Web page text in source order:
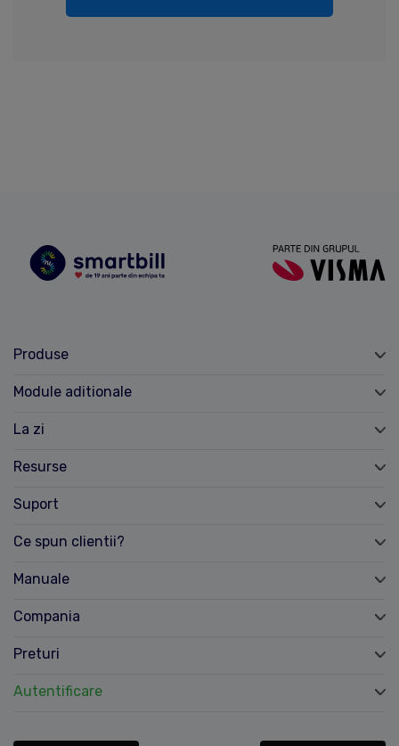
Produse
Module aditionale
La zi
Resurse
Suport
Ce spun clientii?
Manuale
Compania
Preturi
Autentificare